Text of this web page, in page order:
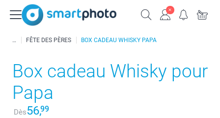
FÊTE DES PÈRES BOX CADEAU WHISKY PAPA
Box cadeau Whisky pour
Papa
Dès56,99